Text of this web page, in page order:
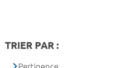
TRIER PAR :